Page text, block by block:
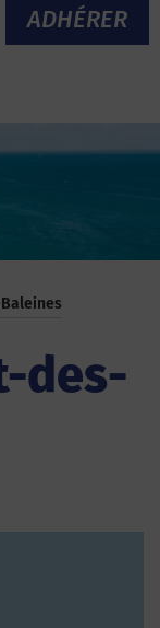
ADHÉRER
des-